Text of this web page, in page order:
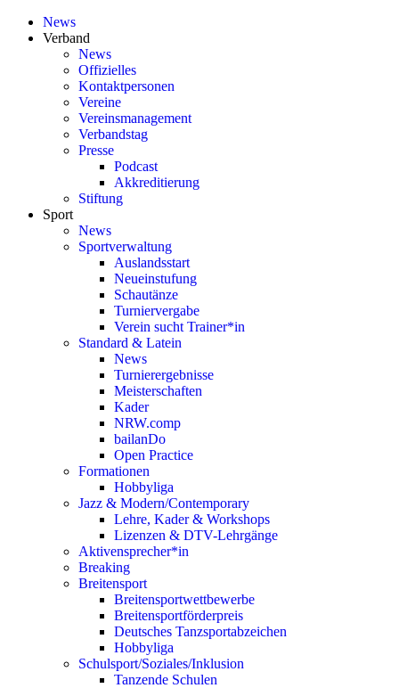
News
Verband
News
Offizielles
Kontaktpersonen
Vereine
Vereinsmanagement
Verbandstag
Presse
Podcast
Akkreditierung
Stiftung
Sport
News
Sportverwaltung
Auslandsstart
Neueinstufung
Schautänze
Turniervergabe
Verein sucht Trainer*in
Standard & Latein
News
Turnierergebnisse
Meisterschaften
Kader
NRW.comp
bailanDo
Open Practice
Formationen
Hobbyliga
Jazz & Modern/Contemporary
Lehre, Kader & Workshops
Lizenzen & DTV-Lehrgänge
Aktivensprecher*in
Breaking
Breitensport
Breitensportwettbewerbe
Breitensportförderpreis
Deutsches Tanzsportabzeichen
Hobbyliga
Schulsport/Soziales/Inklusion
Tanzende Schulen